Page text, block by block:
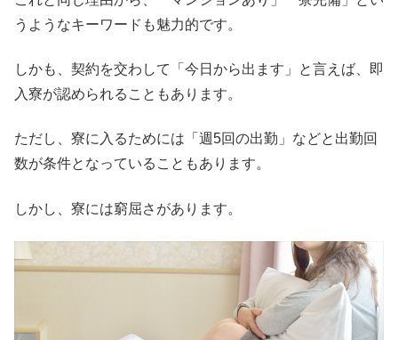
うようなキーワードも魅力的です。
しかも、契約を交わして「今日から出ます」と言えば、即
入寮が認められることもあります。
ただし、寮に入るためには「週5回の出勤」などと出勤回
数が条件となっていることもあります。
しかし、寮には窮屈さがあります。